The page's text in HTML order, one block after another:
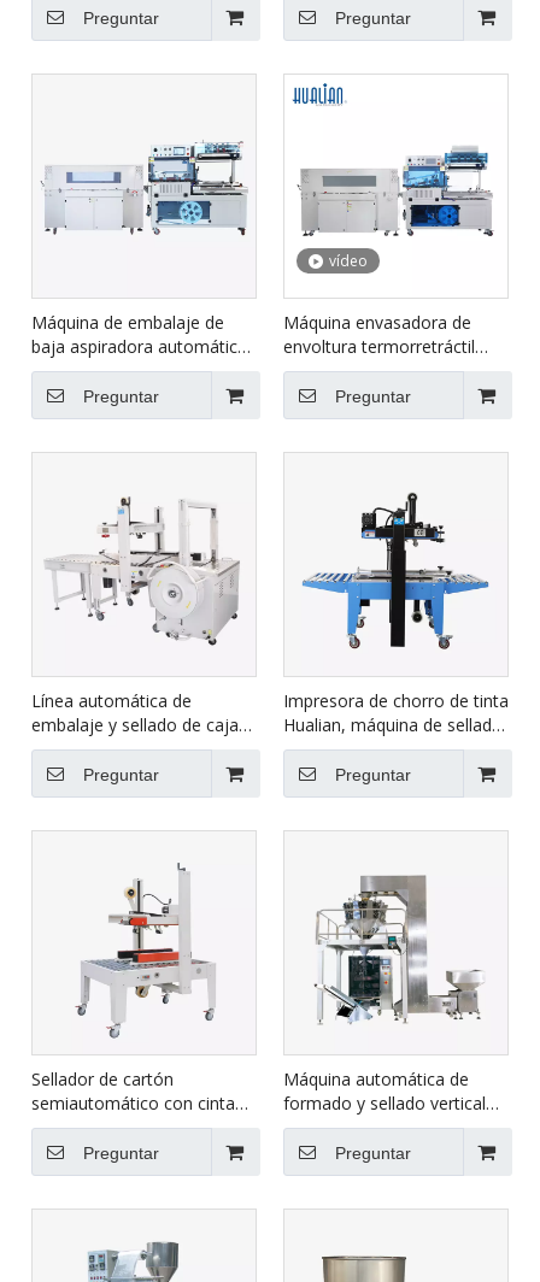
6050
Preguntar
de envasado BSF-
5640LG/E+BS-4522
Preguntar
Máquina de embalaje de
baja aspiradora automática
BSF-5640LG+BS-5030X
Preguntar
vídeo
Máquina envasadora de
envoltura termorretráctil
completamente eléctrica
Hualian BSF-5640LG+BS-
5030X
Preguntar
Línea automática de
embalaje y sellado de cajas
de cartón XFK-1C
Preguntar
Impresora de chorro de tinta
Hualian, máquina de sellado
de cinta de cartón, máquina
de embalaje de sellado de
cajas de cartón, FXJ-6050C
Preguntar
Sellador de cartón
semiautomático con cinta
adhesiva para cartón grande
FXJ-8070BPreguntar
Máquina automática de
formado y sellado vertical
HLNV-1300
Preguntar